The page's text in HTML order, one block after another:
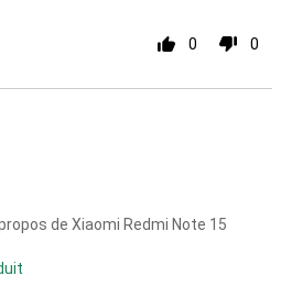
0 0
de Xiaomi Redmi Note 15